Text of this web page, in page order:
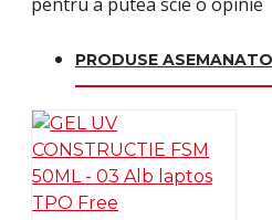
PRODUSE